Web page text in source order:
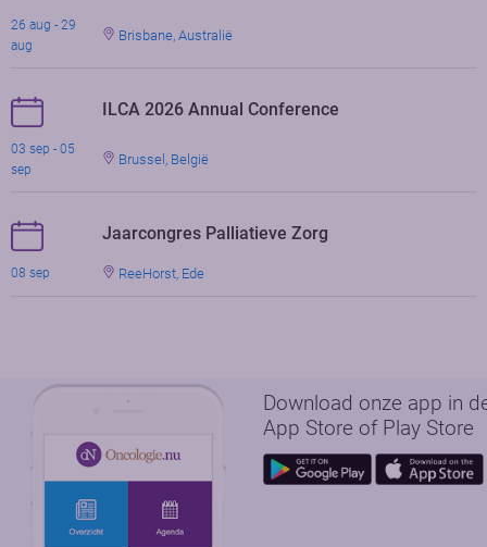
26 aug - 29
aug
Brisbane, Australië
ILCA 2026 Annual Conference
03 sep - 05
sep
Brussel, België
Jaarcongres Palliatieve Zorg
08 sep ReeHorst, Ede
Download onze app in
App Store of Play Store